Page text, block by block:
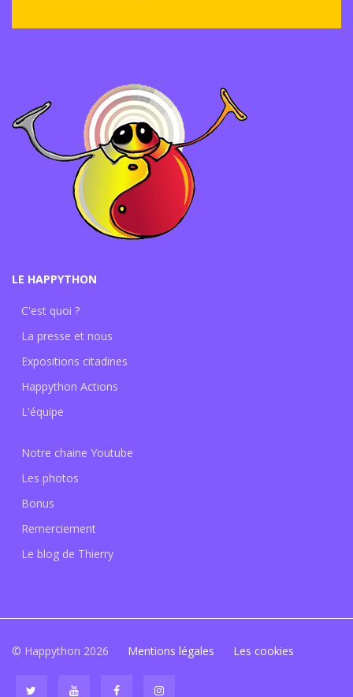
LE HAPPYTHON
C'est quoi ?
La presse et nous
Expositions citadines
Happython Actions
L'équipe
Notre chaine Youtube
Les photos
Bonus
Remerciement
Le blog de Thierry
© Happython 2026 Mentions légales Les cookies